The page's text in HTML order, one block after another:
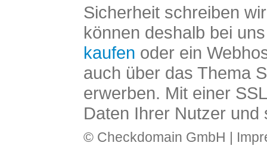
Sicherheit schreiben
können deshalb bei
kaufen oder ein
auch über das Thema
erwerben. Mit einer
Daten Ihrer Nutzer und
© Checkdomain GmbH |